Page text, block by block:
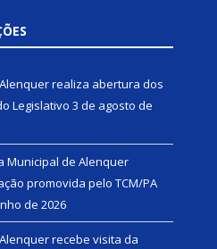
realiza abertura dos
Legislativo 3 de agosto de
Municipal de Alenquer
promovida pelo TCM/PA
de 2026
recebe visita da